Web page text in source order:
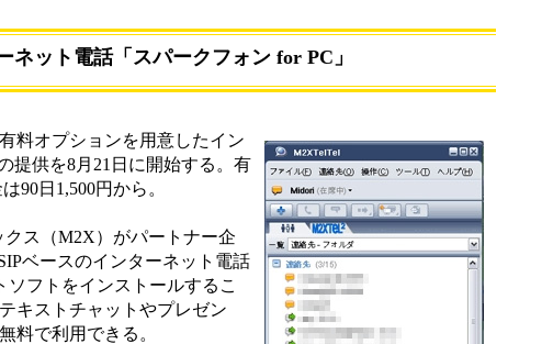
ネット電話「スパークフォン for PC」
料オプションを用意したイン
提供を8月21日に開始する。有
90日1,500円から。
ス（M2X）がパートナー企
ベースのインターネット電話
ソフトをインストールするこ
キストチャットやプレゼン
料で利用できる。